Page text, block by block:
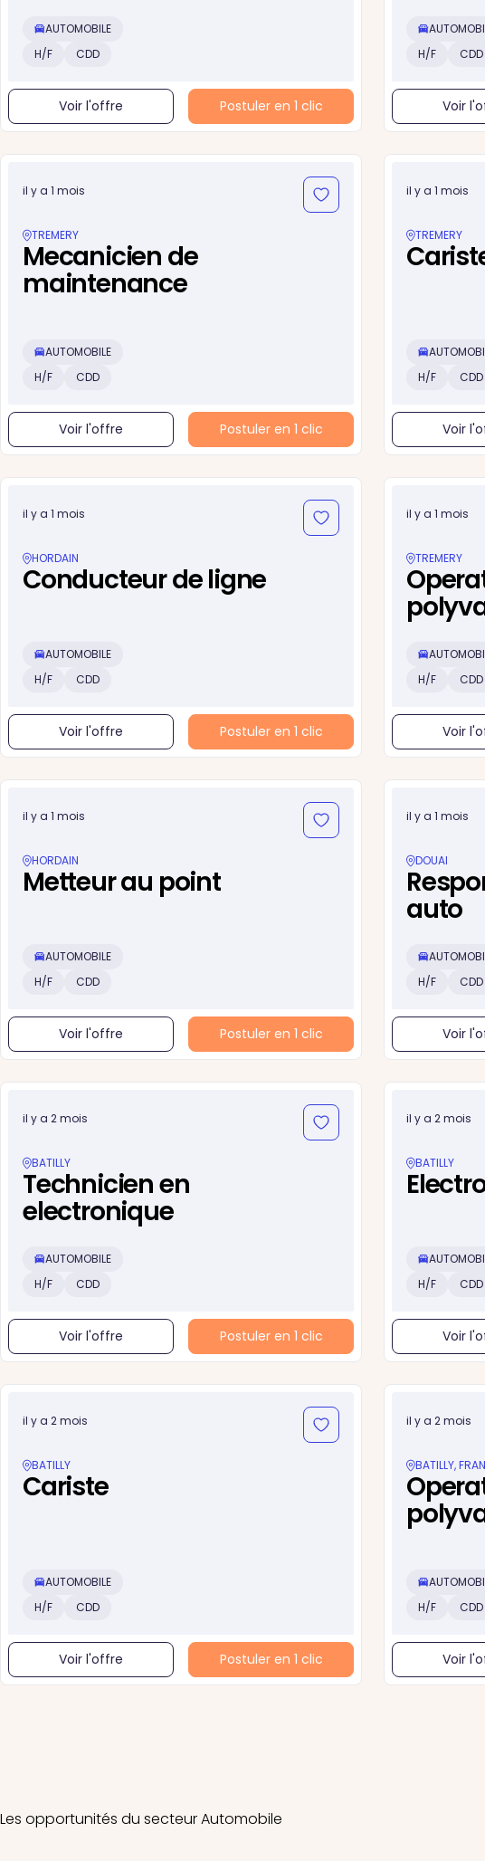
AUTOMOBILE
H/F
CDD
Voir l'offre Postuler en 1 clic
H/F
CDD
Voir
il y a 1 mois
TREMERY
Mecanicien de
maintenance
AUTOMOBILE
H/F
CDD
Voir l'offre Postuler en 1 clic
il y a 1 mois
TREMERY
H/F
CDD
Voir
il y a 1 mois
HORDAIN
Conducteur de ligne
AUTOMOBILE
H/F
CDD
Voir l'offre Postuler en 1 clic
il y a 1 mois
TREMERY
H/F
CDD
Voir
il y a 1 mois
HORDAIN
Metteur au point
AUTOMOBILE
H/F
CDD
Voir l'offre Postuler en 1 clic
il y a 1 mois
DOUAI
auto
H/F
CDD
Voir
il y a 2 mois
BATILLY
Technicien en
electronique
AUTOMOBILE
H/F
CDD
Voir l'offre Postuler en 1 clic
il y a 2 mois
BATILLY
H/F
CDD
Voir
il y a 2 mois
BATILLY
Cariste
AUTOMOBILE
H/F
CDD
Voir l'offre Postuler en 1 clic
il y a 2 mois
BATILLY,
H/F
CDD
Voir
Les opportunités du secteur Automobile